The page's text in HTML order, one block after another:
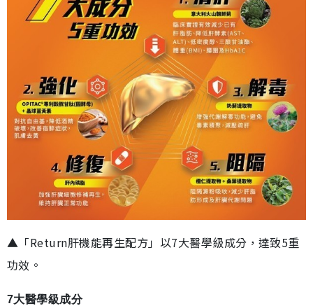
▲「Return肝機能再生配方」以7大醫學級成分，達致5重
功效。
7大醫學級成分